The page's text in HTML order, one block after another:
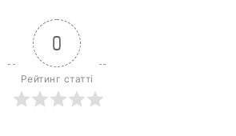
0
Рейтинг статті